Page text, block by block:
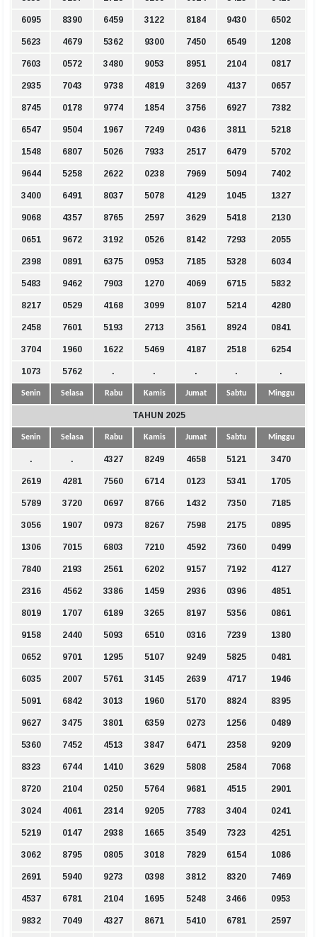
6095 8390 6459 3122 8184 9430 6502
5623 4679 5362 9300 7450 6549 1208
7603 0572 3480 9053 8951 2104 0817
2935 7043 9738 4819 3269 4137 0657
8745 0178 9774 1854 3756 6927 7382
6547 9504 1967 7249 0436 3811 5218
1548 6807 5026 7933 2517 6479 5702
9644 5258 2622 0238 7969 5094 7402
3400 6491 8037 5078 4129 1045 1327
9068 4357 8765 2597 3629 5418 2130
0651 9672 3192 0526 8142 7293 2055
2398 0891 6375 0953 7185 5328 6034
5483 9462 7903 1270 4069 6715 5832
8217 0529 4168 3099 8107 5214 4280
2458 7601 5193 2713 3561 8924 0841
3704 1960 1622 5469 4187 2518 6254
1073 5762 . . . . .
Senin Selasa Rabu Kamis Jumat Sabtu Minggu
TAHUN 2025
Senin Selasa Rabu Kamis Jumat Sabtu Minggu
. . 4327 8249 4658 5121 3470
2619 4281 7560 6714 0123 5341 1705
5789 3720 0697 8766 1432 7350 7185
3056 1907 0973 8267 7598 2175 0895
1306 7015 6803 7210 4592 7360 0499
7840 2193 2561 6202 9157 7192 4127
2316 4562 3386 1459 2936 0396 4851
8019 1707 6189 3265 8197 5356 0861
9158 2440 5093 6510 0316 7239 1380
0652 9701 1295 5107 9249 5825 0481
6035 2007 5761 3145 2639 4717 1946
5091 6842 3013 1960 5170 8824 8395
9627 3475 3801 6359 0273 1256 0489
5360 7452 4513 3847 6471 2358 9209
8323 6744 1410 3629 5808 2584 7068
8720 2104 0250 5764 9681 4515 2901
3024 4061 2314 9205 7783 3404 0241
5219 0147 2938 1665 3549 7323 4251
3062 8795 0805 3018 7829 6154 1086
2691 5940 9273 0398 3812 8320 7469
4537 6781 2104 1695 5248 3466 0953
9832 7049 4327 8671 5410 6781 2597